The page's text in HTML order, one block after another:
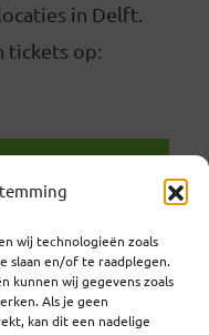
wij technologieën zoals
slaan en/of te raadplegen.
kunnen wij gegevens zoals
Als je geen
kan dit een nadelige
in Delft.
tickets op:
| Salzburg 29 |